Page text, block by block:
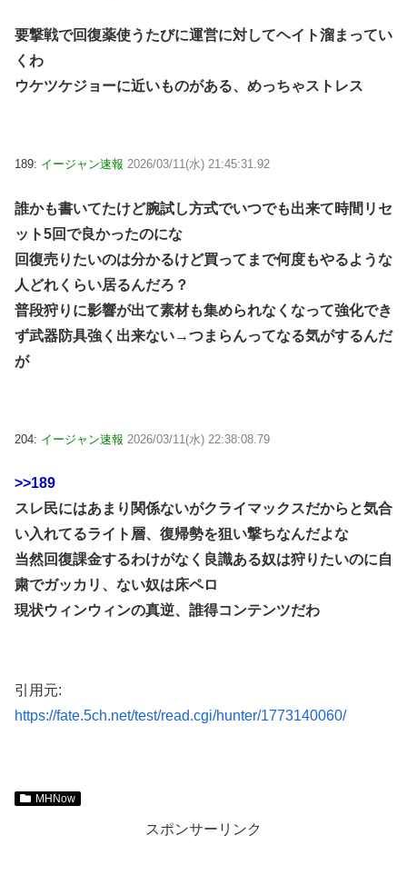
要撃戦で回復薬使うたびに運営に対してヘイト溜まってい
くわ
ウケツケジョーに近いものがある、めっちゃストレス
189: イージャン速報 2026/03/11(水) 21:45:31.92
誰かも書いてたけど腕試し方式でいつでも出来て時間リセ
ット5回で良かったのにな
回復売りたいのは分かるけど買ってまで何度もやるような
人どれくらい居るんだろ？
普段狩りに影響が出て素材も集められなくなって強化でき
ず武器防具強く出来ない→つまらんってなる気がするんだ
が
204: イージャン速報 2026/03/11(水) 22:38:08.79
>>189
スレ民にはあまり関係ないがクライマックスだからと気合
い入れてるライト層、復帰勢を狙い撃ちなんだよな
当然回復課金するわけがなく良識ある奴は狩りたいのに自
粛でガッカリ、ない奴は床ペロ
現状ウィンウィンの真逆、誰得コンテンツだわ
引用元:
https://fate.5ch.net/test/read.cgi/hunter/1773140060/
MHNow
スポンサーリンク